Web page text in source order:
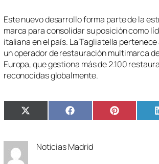
Este nuevo desarrollo forma parte de la
marca para consolidar su posición como
italiana en el país. La Tagliatella pertenece
un operador de restauración multimarca
Europa, que gestiona más de 2.100
reconocidas globalmente.
Compartir
en
X
(Twitter)
Compartir
en
Facebook Compartir
en
Pinterest
Noticias Madrid